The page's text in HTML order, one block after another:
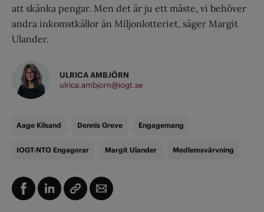
att skänka pengar. Men det är ju ett måste, vi behöver
andra inkomstkällor än Miljonlotteriet, säger Margit
Ulander.
ULRICA AMBJÖRN
ulrica.ambjorn@iogt.se
Aage Kilsand Dennis Greve Engagemang
IOGT-NTO Engagerar Margit Ulander Medlemsvärvning